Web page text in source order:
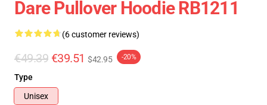
Dare Pullover Hoodie RB1211
(6 customer reviews)
€49.39 €39.51 $42.95 -20%
Type
Unisex